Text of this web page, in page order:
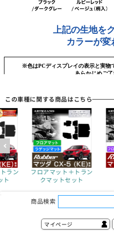
この車種に関する商品はこちら
ラン
ト
フロアマット＋トラン
クマットセット
商品検索
マイページ